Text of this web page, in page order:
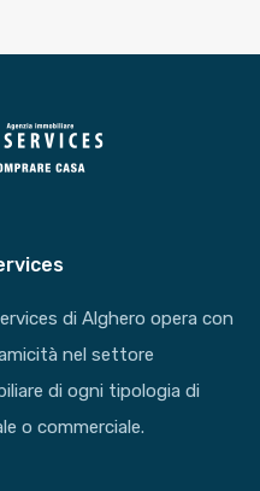
di Alghero opera con
nel settore
di ogni tipologia di
o commerciale.